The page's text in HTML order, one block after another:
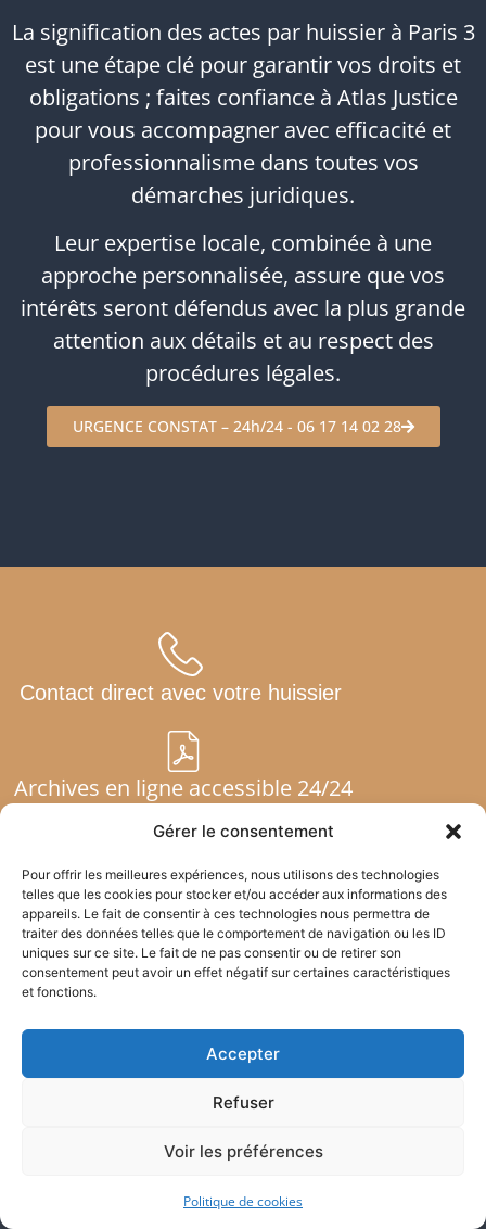
Gérer le consentement
Pour offrir les meilleures expériences, nous utilisons des technologies
telles que les cookies pour stocker et/ou accéder aux informations des
appareils. Le fait de consentir à ces technologies nous permettra de
traiter des données telles que le comportement de navigation ou les ID
uniques sur ce site. Le fait de ne pas consentir ou de retirer son
consentement peut avoir un effet négatif sur certaines caractéristiques
et fonctions.
Accepter
Refuser
Voir les préférences
Politique de cookies
La signification des actes par huissier à Paris 3
est une étape clé pour garantir vos droits et
obligations ; faites confiance à Atlas Justice
pour vous accompagner avec efficacité et
professionnalisme dans toutes vos
démarches juridiques.
Leur expertise locale, combinée à une
approche personnalisée, assure que vos
intérêts seront défendus avec la plus grande
attention aux détails et au respect des
procédures légales.
URGENCE CONSTAT – 24h/24 - 06 17 14 02 28
Contact direct avec votre huissier
Archives en ligne accessible 24/24
Constat facile et rapide
Transfert de documents
Notre Etude d’Huissiers / Commissaires